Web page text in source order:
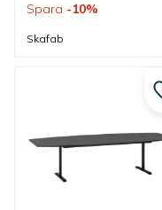
väljas i flera färger och
passar bra som
Spara 10%
Skafab